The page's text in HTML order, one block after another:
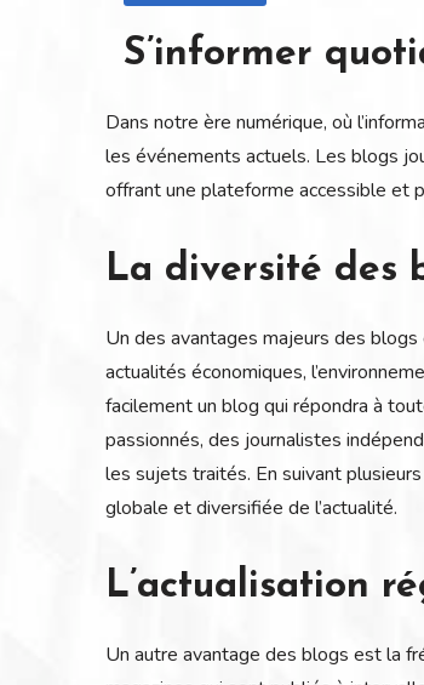
S’informer
Dans notre ère numérique, où
les événements actuels. Les blogs
offrant une plateforme accessible et
La diversité des
Un des avantages majeurs des
actualités économiques,
facilement un blog qui répondra à
passionnés, des journalistes
les sujets traités. En suivant
globale et diversifiée de l’actualité.
L’actualisation
Un autre avantage des blogs est la